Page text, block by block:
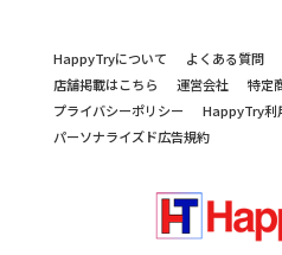
HappyTryについて よくある質問
店舗掲載はこちら
運営会社
特定
プライバシーポリシー
HappyTry利
パーソナライズド広告規約